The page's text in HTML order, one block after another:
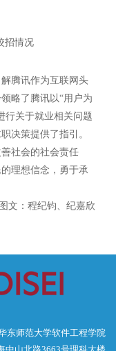
招情况
腾讯作为互联网头
略了腾讯以“用户为
行关于就业相关问题
决策提供了指引。
社会的社会责任
理想信念，勇于承
图文：程纪钧、纪嘉欣
东师范大学软件工程学院